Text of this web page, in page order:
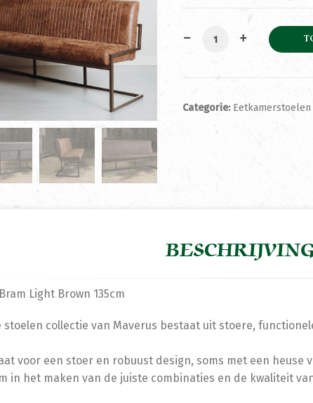
Eettafelbank Bram
Categorie: Eetkamerstoelen
Light Brown 135cm
stoelen collectie van Maverus bestaat uit stoere,
voor een stoer en robuust design, soms met een heuse
in het maken van de juiste combinaties en de kwaliteit